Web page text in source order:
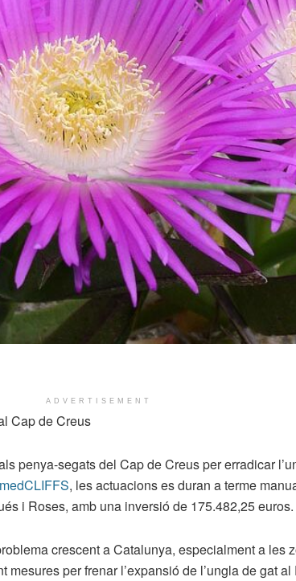
ADVERTISEMENT
Cap de Creus
penya-segats del Cap de Creus per erradicar
, les actuacions es duran a terme
i Roses, amb una inversió de 175.482,25 euros.
crescent a Catalunya, especialment a les
per frenar l’expansió de l’ungla de gat